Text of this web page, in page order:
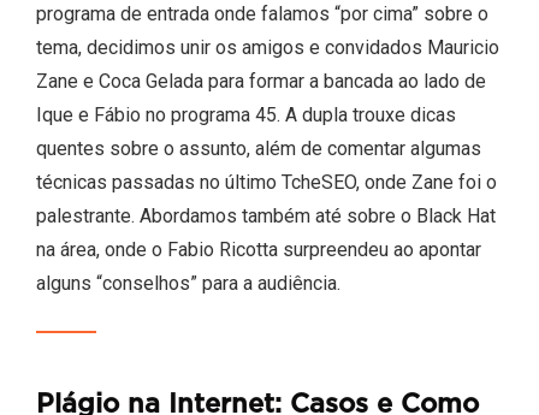
programa de entrada onde falamos “por cima” sobre o
tema, decidimos unir os amigos e convidados Mauricio
Zane e Coca Gelada para formar a bancada ao lado de
Ique e Fábio no programa 45. A dupla trouxe dicas
quentes sobre o assunto, além de comentar algumas
técnicas passadas no último TcheSEO, onde Zane foi o
palestrante. Abordamos também até sobre o Black Hat
na área, onde o Fabio Ricotta surpreendeu ao apontar
alguns “conselhos” para a audiência.
Plágio na Internet: Casos e Como